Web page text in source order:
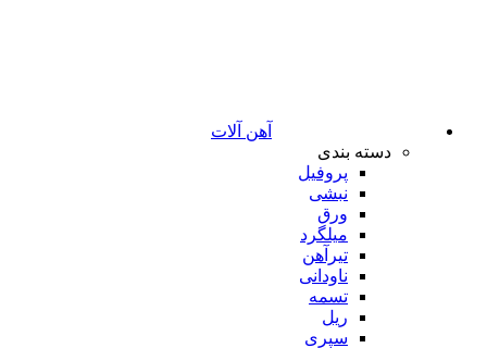
آهن آلات
دسته بندی
پروفیل
نبشی
ورق
میلگرد
تیرآهن
ناودانی
تسمه
ریل
سپری